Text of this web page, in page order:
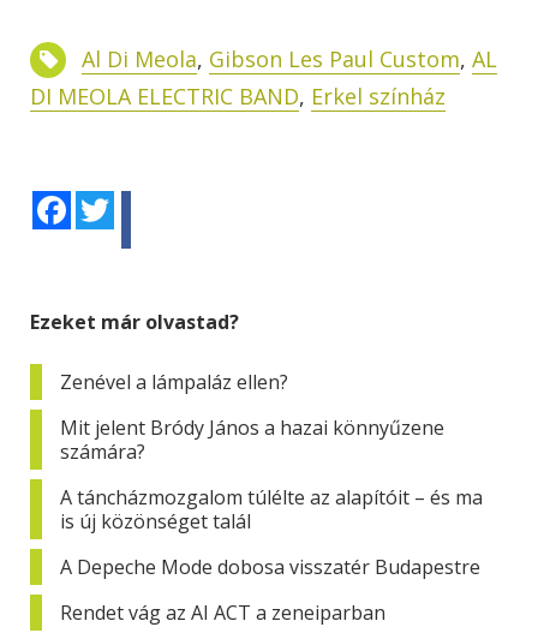
Al Di Meola, Gibson Les Paul Custom, AL
DI MEOLA ELECTRIC BAND, Erkel színház
Facebook
Ezeket már olvastad?
Zenével a lámpaláz ellen?
Mit jelent Bródy János a hazai könnyűzene
számára?
A táncházmozgalom túlélte az alapítóit – és ma
is új közönséget talál
A Depeche Mode dobosa visszatér Budapestre
Rendet vág az AI ACT a zeneiparban